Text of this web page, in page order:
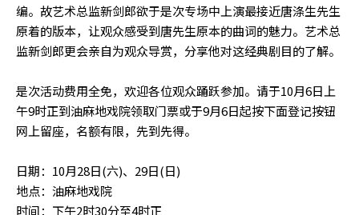
编。故艺术总监新剑郎欲于是次专场中上演最接近唐涤生先生
原着的版本，让观众感受到唐先生原本的曲词的魅力。艺术总
监新剑郎更会亲自为观众导赏，分享他对这经典剧目的了解。
是次活动费用全免，欢迎各位观众踊跃参加。请于10月6日上
午9时正到油麻地戏院领取门票或于9月6日起按下面登记按钮
网上留座，名额有限，先到先得。
日期：10月28日(六)、29日(日)
地点：油麻地戏院
时间：下午2时30分至4时正